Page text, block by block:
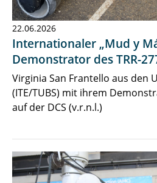
22.06.2026
Internationaler „Mud y
Demonstrator des TRR-
Virginia San Frantello aus den
(ITE/TUBS) mit ihrem
auf der DCS (v.r.n.l.)